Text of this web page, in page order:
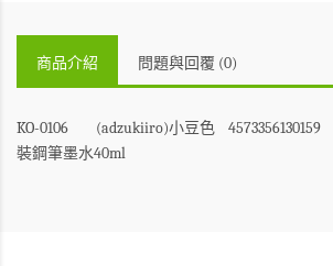
商品介紹 問題與回覆 (0)
KO-0106 (adzukiiro)小豆色 4573356130159
裝鋼筆墨水40ml